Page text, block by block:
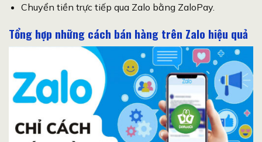
Chuyển tiền trực tiếp qua Zalo bằng ZaloPay.
Tổng hợp những cách bán hàng trên Zalo hiệu quả